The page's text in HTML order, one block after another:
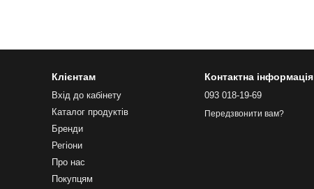
Клієнтам
Вхід до кабінету
Каталог продуктів
Бренди
Регіони
Про нас
Покупцям
Контактна інформація
093 018-19-69
Передзвонити вам?